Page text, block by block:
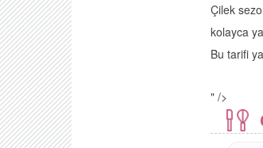
Çilek
kolayca
Bu tarifi
" />